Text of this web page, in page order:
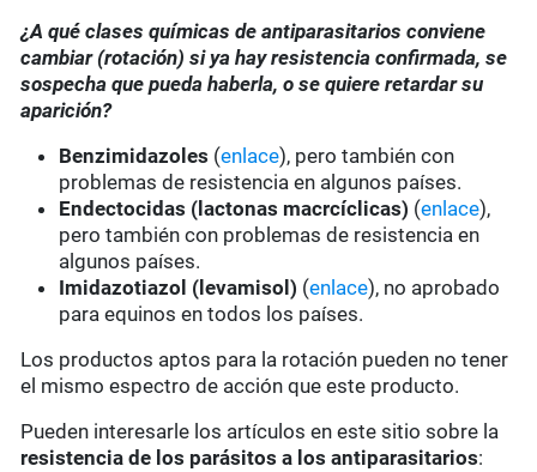
¿A qué clases químicas de antiparasitarios conviene
cambiar (rotación) si ya hay resistencia confirmada, se
sospecha que pueda haberla, o se quiere retardar su
aparición?
Benzimidazoles (enlace), pero también con
problemas de resistencia en algunos países.
Endectocidas (lactonas macrcíclicas) (enlace),
pero también con problemas de resistencia en
algunos países.
Imidazotiazol (levamisol) (enlace), no aprobado
para equinos en todos los países.
Los productos aptos para la rotación pueden no tener
el mismo espectro de acción que este producto.
Pueden interesarle los artículos en este sitio sobre la
resistencia de los parásitos a los antiparasitarios: